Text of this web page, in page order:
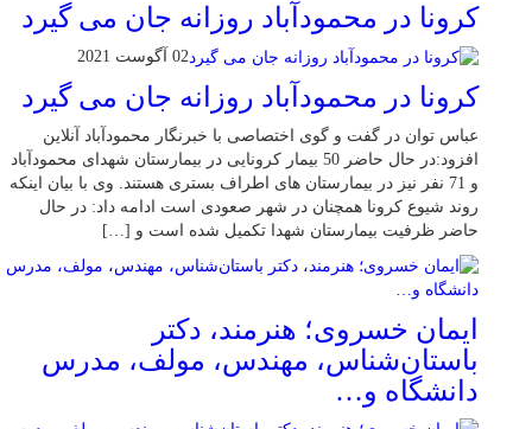
کرونا در محمودآباد روزانه جان می گیرد
02 آگوست 2021
کرونا در محمودآباد روزانه جان می گیرد
عباس توان در گفت و گوی اختصاصی با خبرنگار محمودآباد آنلاین
افزود:در حال حاضر 50 بیمار کرونایی در بیمارستان شهدای محمودآباد
و 71 نفر نیز در بیمارستان های اطراف بستری هستند. وی با بیان اینکه
روند شیوع کرونا همچنان در شهر صعودی است ادامه داد: در حال
حاضر ظرفیت بیمارستان شهدا تکمیل شده است و […]
ایمان خسروی؛ هنرمند، دکتر
باستان‌شناس، مهندس، مولف، مدرس
دانشگاه و…